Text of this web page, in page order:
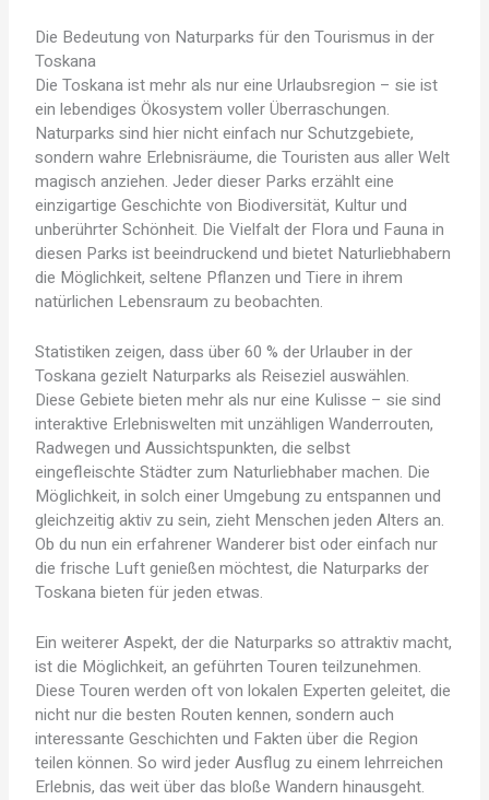
Die Bedeutung von Naturparks für den Tourismus in der
Toskana
Die Toskana ist mehr als nur eine Urlaubsregion – sie ist
ein lebendiges Ökosystem voller Überraschungen.
Naturparks sind hier nicht einfach nur Schutzgebiete,
sondern wahre Erlebnisräume, die Touristen aus aller Welt
magisch anziehen. Jeder dieser Parks erzählt eine
einzigartige Geschichte von Biodiversität, Kultur und
unberührter Schönheit. Die Vielfalt der Flora und Fauna in
diesen Parks ist beeindruckend und bietet Naturliebhabern
die Möglichkeit, seltene Pflanzen und Tiere in ihrem
natürlichen Lebensraum zu beobachten.
Statistiken zeigen, dass über 60 % der Urlauber in der
Toskana gezielt Naturparks als Reiseziel auswählen.
Diese Gebiete bieten mehr als nur eine Kulisse – sie sind
interaktive Erlebniswelten mit unzähligen Wanderrouten,
Radwegen und Aussichtspunkten, die selbst
eingefleischte Städter zum Naturliebhaber machen. Die
Möglichkeit, in solch einer Umgebung zu entspannen und
gleichzeitig aktiv zu sein, zieht Menschen jeden Alters an.
Ob du nun ein erfahrener Wanderer bist oder einfach nur
die frische Luft genießen möchtest, die Naturparks der
Toskana bieten für jeden etwas.
Ein weiterer Aspekt, der die Naturparks so attraktiv macht,
ist die Möglichkeit, an geführten Touren teilzunehmen.
Diese Touren werden oft von lokalen Experten geleitet, die
nicht nur die besten Routen kennen, sondern auch
interessante Geschichten und Fakten über die Region
teilen können. So wird jeder Ausflug zu einem lehrreichen
Erlebnis, das weit über das bloße Wandern hinausgeht.